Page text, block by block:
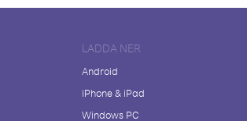
LADDA NER
Android
iPhone & iPad
Windows PC